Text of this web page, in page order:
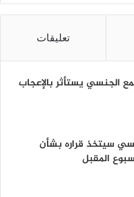
تعليقات
الجنسي يستأثر بالإعجاب
سيتخذ قراره بشأن
المقبل